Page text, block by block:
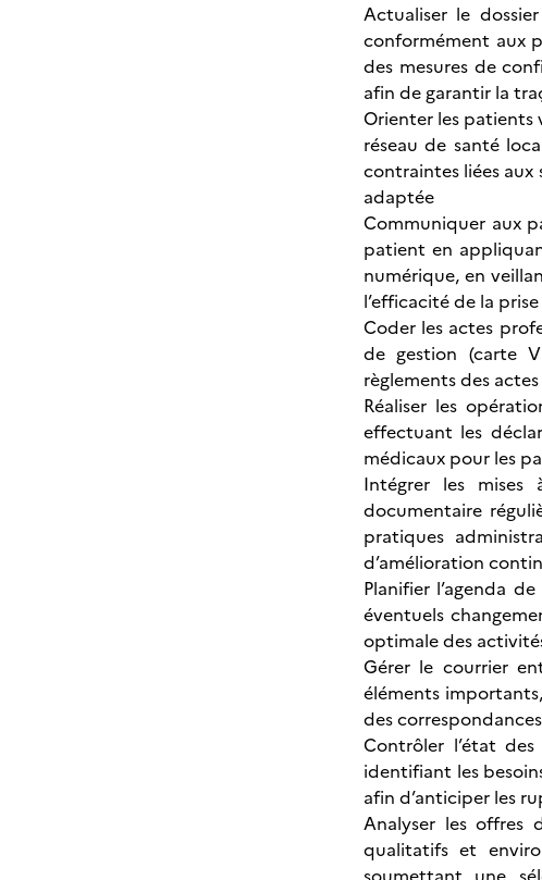
Actualiser le
conformément aux
des mesures de
afin de garantir la
Orienter les patients
réseau de santé
contraintes liées
adaptée
Communiquer aux
patient en
numérique, en
l’efficacité de la
Coder les actes
de gestion (carte
règlements des
Réaliser les
effectuant les
médicaux pour les
Intégrer les mises
documentaire
pratiques
d’amélioration
Planifier l’agenda
éventuels
optimale des
Gérer le courrier
éléments
des correspondances
Contrôler l’état
identifiant les
afin d’anticiper les
Analyser les offres
qualitatifs et